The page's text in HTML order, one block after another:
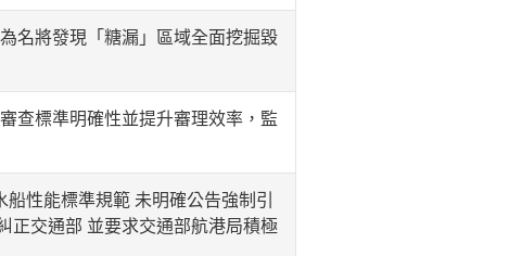
名將發現「糖漏」區域全面挖掘毀
查標準明確性並提升審理效率，監
性能標準規範 未明確公告強制引
正交通部 並要求交通部航港局積極